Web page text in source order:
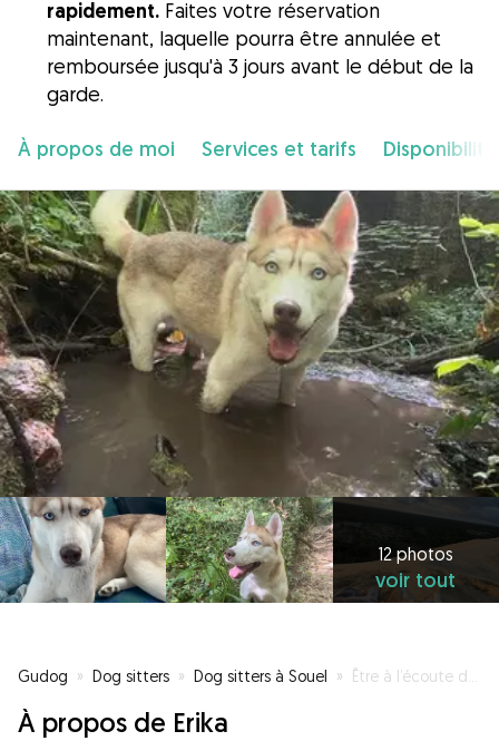
rapidement. Faites votre réservation
maintenant, laquelle pourra être annulée et
remboursée jusqu'à 3 jours avant le début de la
garde.
À propos de moi Services et tarifs Disponibilité
12 photos
voir tout
Gudog » Dog sitters » Dog sitters à Souel » Être à l’écoute de se que les animaux veule vraiment
À propos de Erika